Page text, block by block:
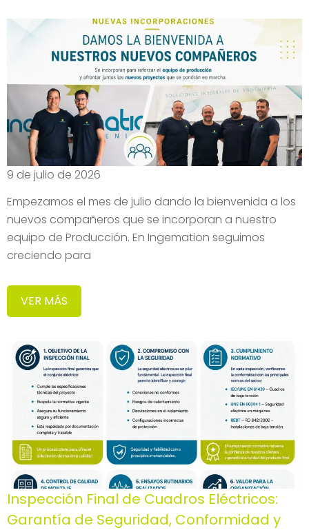
9 de julio de 2026
Empezamos el mes de julio dando la bienvenida a los
nuevos compañeros que se incorporan a nuestro
equipo de Producción. En Ingemation seguimos
creciendo para
VER MÁS
Inspección Final de Cuadros Eléctricos:
Garantía de Seguridad, Conformidad y